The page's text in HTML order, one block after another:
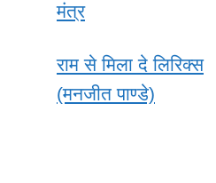
मंत्र
राम से मिला दे लिरिक्स
(मनजीत पाण्डे)